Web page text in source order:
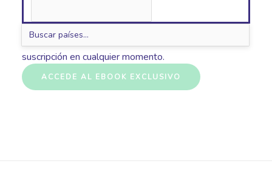
Al enviar tu información nos estás dando permiso para
enviarte correos electrónicos. Puedes anular la
suscripción en cualquier momento.
ACCEDE AL EBOOK EXCLUSIVO